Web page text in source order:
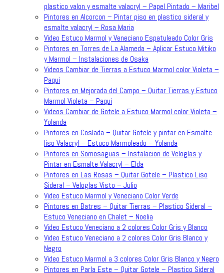
plastico valon y esmalte valacryl – Papel Pintado – Maribel
Pintores en Alcorcon – Pintar piso en plastico sideral y
esmalte valacryl – Rosa Maria
Video Estuco Marmol y Veneciano Espatuleado Color Gris
Pintores en Torres de La Alameda – Aplicar Estuco Mitiko
y Marmol – Instalaciones de Osaka
Videos Cambiar de Tierras a Estuco Marmol color Violeta –
Paqui
Pintores en Mejorada del Campo – Quitar Tierras y Estuco
Marmol Violeta – Paqui
Videos Cambiar de Gotele a Estuco Marmol color Violeta –
Yolanda
Pintores en Coslada – Quitar Gotele y pintar en Esmalte
liso Valacryl – Estuco Marmoleado – Yolanda
Pintores en Somosaguas – Instalacion de Veloglas y
Pintar en Esmalte Valacryl – Elda
Pintores en Las Rosas – Quitar Gotele – Plastico Liso
Sideral – Veloglas Visto – Julio
Video Estuco Marmol y Veneciano Color Verde
Pintores en Batres – Quitar Tierras – Plastico Sideral –
Estuco Veneciano en Chalet – Noelia
Video Estuco Veneciano a 2 colores Color Gris y Blanco
Video Estuco Veneciano a 2 colores Color Gris Blanco y
Negro
Video Estuco Marmol a 3 colores Color Gris Blanco y Negro
Pintores en Parla Este – Quitar Gotele – Plastico Sideral